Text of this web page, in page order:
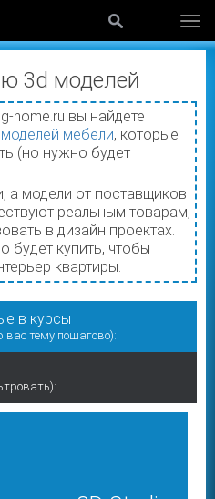
3d моделей
home.ru вы найдете
мебели, которые
(но нужно будет
а модели от поставщиков
реальным товарам,
в дизайн проектах.
купить, чтобы
квартиры.
в курсы
вас тему пошагово):